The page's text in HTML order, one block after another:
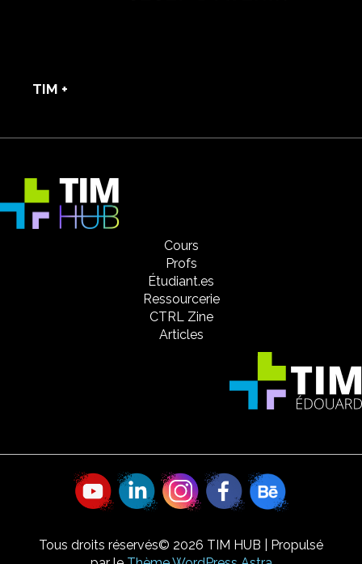
TIM +
Cours
Profs
Étudiant.es
Ressourcerie
CTRL Zine
Articles
Tous droits réservés© 2026 TIM HUB | Propulsé